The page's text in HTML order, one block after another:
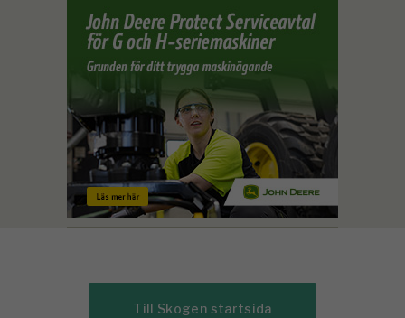
Till Skogen startsida